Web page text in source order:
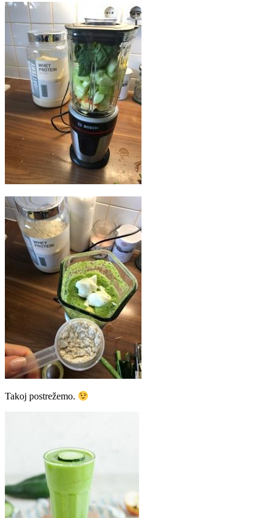
Takoj postrežemo.